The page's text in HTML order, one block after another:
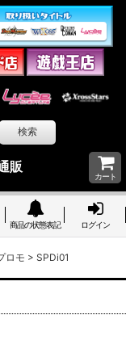
販
カート
商品の状態表記 ログイン
ロモ > SPDi01